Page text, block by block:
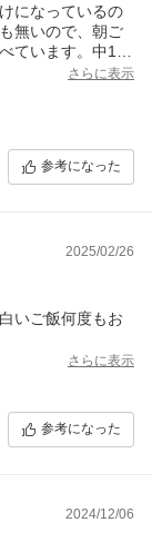
になっているの
無いので、朝ご
ています。中1と
いるので、そのう
レスで食べる、
さらに表示
参考になった
2025/02/26
いご飯何度もお
さらに表示
参考になった
2024/12/06